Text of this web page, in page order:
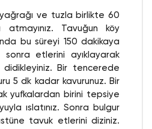
ve tuzla birlikte 60
atmayınız. Tavuğun köy
bu süreyi 150 dakikaya
sonra etlerini ayıklayarak
Bir tencerede
5 dk kadar kavurunuz. Bir
yufkalardan birini tepsiye
ıslatınız. Sonra bulgur
üstüne tavuk etlerini diziniz.